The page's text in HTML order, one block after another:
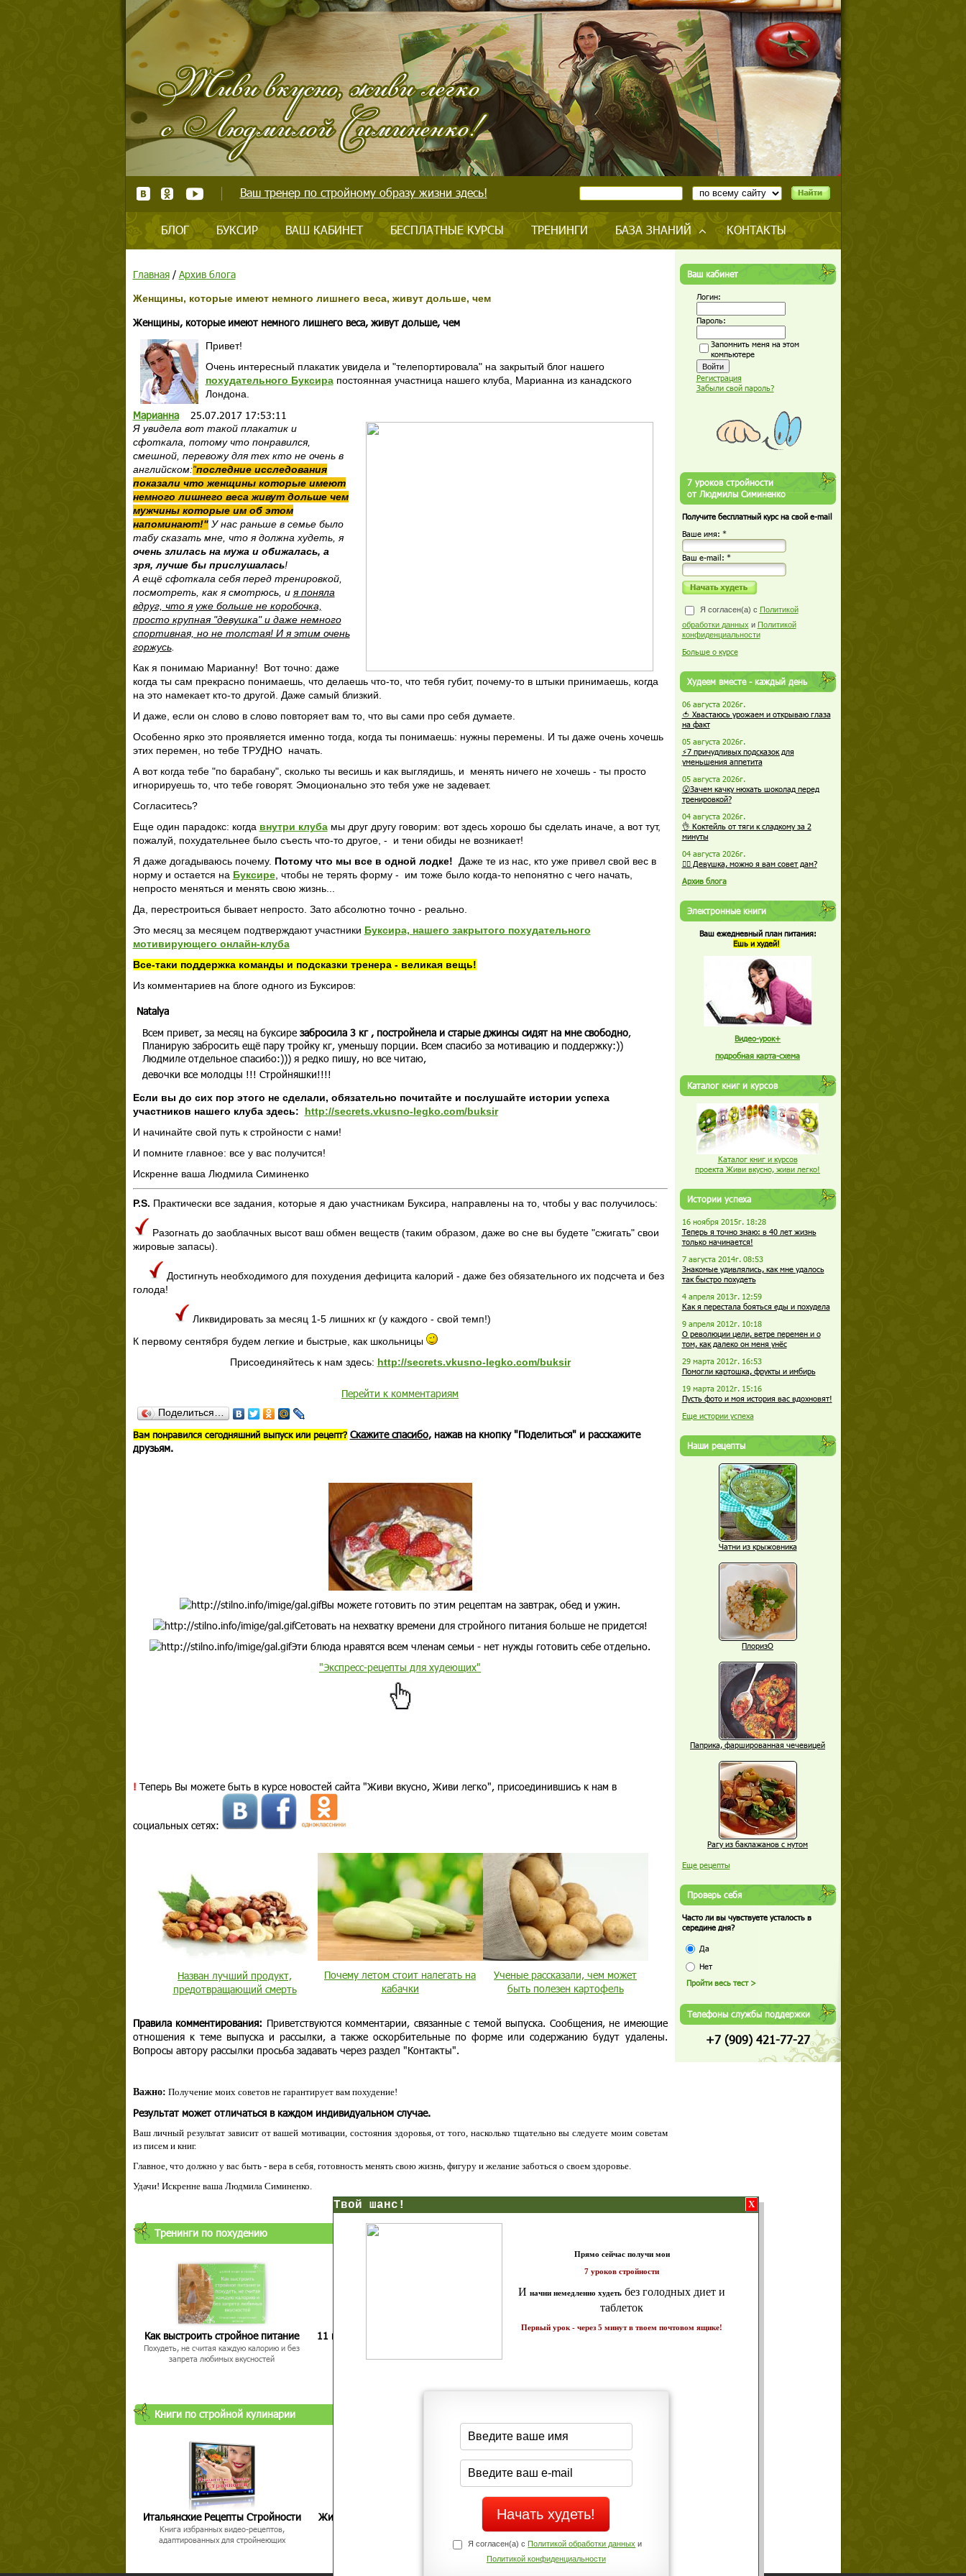
Ваш тренер по стройному образу жизни здесь!
БЛОГ БУКСИР ВАШ КАБИНЕТ БЕСПЛАТНЫЕ КУРСЫ ТРЕНИНГИ БАЗА ЗНАНИЙ КОНТАКТЫ
Главная/ Архив блога
Женщины, которые имеют немного лишнего веса, живут дольше, чем
Женщины, которые имеют немного лишнего веса, живут дольше, чем
Привет!
Очень интересный плакатик увидела и "телепортировала" на закрытый блог нашего
похудательного Буксира постоянная участница нашего клуба, Марианна из канадского
Лондона.
Марианна25.07.2017 17:53:11
Я увидела вот такой плакатик и
сфоткала, потому что понравился,
смешной, перевожу для тех кто не очень в
английском:"последние исследования
показали что женщины которые имеют
немного лишнего веса живут дольше чем
мужчины которые им об этом
напоминают!"У нас раньше в семье было
табу сказать мне, что я должна худеть, я
очень злилась на мужа и обижалась, а
зря, лучше бы прислушалась!
А ещё сфоткала себя перед тренировкой,
посмотреть, как я смотрюсь, и я поняла
вдруг, что я уже больше не коробочка,
просто крупная "девушка" и даже немного
спортивная, но не толстая! И я этим очень
горжусь.
Как я понимаю Марианну! Вот точно: даже
когда ты сам прекрасно понимаешь, что делаешь что-то, что тебя губит, почему-то в штыки принимаешь, когда
на это намекает кто-то другой. Даже самый близкий.
И даже, если он слово в слово повторяет вам то, что вы сами про себя думаете.
Особенно ярко это проявляется именно тогда, когда ты понимаешь: нужны перемены. И ты даже очень хочешь
этих перемен, но тебе ТРУДНО начать.
А вот когда тебе "по барабану", сколько ты весишь и как выглядишь, и менять ничего не хочешь - ты просто
игнорируешь то, что тебе говорят. Эмоционально это тебя уже не задевает.
Согласитесь?
Еще один парадокс: когда внутри клубамы друг другу говорим: вот здесь хорошо бы сделать иначе, а вот тут,
пожалуй, похудательнее было съесть что-то другое, - и тени обиды не возникает!
Я даже догадываюсь почему. Потому что мы все в одной лодке!
Даже те из нас, кто уже привел свой вес в
норму и остается на Буксире, чтобы не терять форму - им тоже было когда-то непонятно с чего начать,
непросто меняться и менять свою жизнь...
Да, перестроиться бывает непросто. Зато абсолютно точно - реально.
Это месяц за месяцем подтверждают участники Буксира, нашего закрытого похудательного
мотивирующего онлайн-клуба
Все-таки поддержка команды и подсказки тренера - великая вещь!
Из комментариев на блоге одного из Буксиров:
Natalya
Всем привет, за месяц на буксире забросила 3 кг , постройнела и старые джинсы сидят на мне свободно,
Планирую забросить ещё пару тройку кг, уменьшу порции. Всем спасибо за мотивацию и поддержку:))
Людмиле отдельное спасибо:))) я редко пишу, но все читаю,
девочки все молодцы !!! Стройняшки!!!!
Если вы до сих пор этого не сделали, обязательно почитайте и послушайте истории успеха
участников нашего клуба здесь: http://secrets.vkusno-legko.com/buksir
И начинайте свой путь к стройности с нами!
И помните главное: все у вас получится!
Искренне ваша Людмила Симиненко
P.S. Практически все задания, которые я даю участникам Буксира, направлены на то, чтобы у вас получилось:
Разогнать до заоблачных высот ваш обмен веществ (таким образом, даже во сне вы будете "сжигать" свои
жировые запасы).
Достигнуть необходимого для похудения дефицита калорий - даже без обязательного их подсчета и без
голода!
Ликвидировать за месяц 1-5 лишних кг (у каждого - свой темп!)
К первому сентября будем легкие и быстрые, как школьницы
Присоединяйтесь к нам здесь: http://secrets.vkusno-legko.com/buksir
Перейти к комментариям
Поделиться…
Вам понравился сегодняшний выпуск или рецепт? Скажите спасибо, нажав на кнопку "Поделиться" и расскажите
друзьям.
Вы можете готовить по этим рецептам на завтрак, обед и ужин.
Сетовать на нехватку времени для стройного питания больше не придется!
Эти блюда нравятся всем членам семьи - нет нужды готовить себе отдельно.
"Экспресс-рецепты для худеющих"
! Теперь Вы можете быть в курсе новостей сайта "Живи вкусно, Живи легко", присоединившись к нам в
социальных сетях:
Назван лучший продукт,
предотвращающий смерть
Почему летом стоит налегать на
кабачки
Ученые рассказали, чем может
быть полезен картофель
Правила комментирования: Приветствуются комментарии, связанные с темой выпуска. Сообщения, не имеющие
отношения к теме выпуска и рассылки, а также оскорбительные по форме или содержанию будут удалены.
Вопросы автору рассылки просьба задавать через раздел "Контакты".
Важно: Получение моих советов не гарантирует вам похудение!
Результат может отличаться в каждом индивидуальном случае.
Ваш личный результат зависит от вашей мотивации, состояния здоровья, от того, насколько тщательно вы следуете моим советам
из писем и книг.
Главное, что должно у вас быть - вера в себя, готовность менять свою жизнь, фигуру и желание заботься о своем здоровье.
Удачи! Искренне ваша Людмила Симиненко.
Тренинги по похудению
Как выстроить стройное питание
Похудеть, не считая каждую калорию и без
запрета любимых вкусностей
11 каратов стройности для занятых
Простая система похудения
Как запустить жиросжигание за 7
Книги по стройной кулинарии
Итальянские Рецепты Стройности
Книга избранных видео-рецептов,
адаптированных для стройнеющих
Жиросжигающие меню стройности Экспресс-рецепты для худеющих
Экономьте время и Стройнейте Вкусно!
Ваш кабинет
Логин:
Пароль:
Запомнить меня на этом
компьютере
Регистрация
Забыли свой пароль?
7 уроков стройности
от Людмилы Симиненко
Получите бесплатный курс на свой e-mail
Ваше имя: *
Ваш е-mail: *
Я согласен(а) с Политикой
обработки данных и Политикой
конфиденциальности
Больше о курсе
Худеем вместе - каждый день
06 августа 2026г.
🍅 Хвастаюсь урожаем и открываю глаза
на факт
05 августа 2026г.
⚡7 причудливых подсказок для
уменьшения аппетита
05 августа 2026г.
😮Зачем качку нюхать шоколад перед
тренировкой?
04 августа 2026г.
👌 Коктейль от тяги к сладкому за 2
минуты
04 августа 2026г.
🏋️‍♀️ Девушка, можно я вам совет дам?
Архив блога
Электронные книги
Ваш ежедневный план питания:
Ешь и худей!
Видео-урок+
подробная карта-схема
Каталог книг и курсов
Каталог книг и курсов
проекта Живи вкусно, живи легко!
Истории успеха
16 ноября 2015г. 18:28
Теперь я точно знаю: в 40 лет жизнь
только начинается!
7 августа 2014г. 08:53
Знакомые удивлялись, как мне удалось
так быстро похудеть
4 апреля 2013г. 12:59
Как я перестала бояться еды и похудела
9 апреля 2012г. 10:18
О революции цели, ветре перемен и о
том, как далеко он меня унёс
29 марта 2012г. 16:53
Помогли картошка, фрукты и имбирь
19 марта 2012г. 15:16
Пусть фото и моя история вас вдохновят!
Еще истории успеха
Наши рецепты
Чатни из крыжовника
ПлоризО
Паприка, фаршированная чечевицей
Рагу из баклажанов с нутом
Еще рецепты
Проверь себя
Часто ли вы чувствуете усталость в
середине дня?
Да
Нет
Телефоны службы поддержки
+7 (909) 421-77-27
Твой шанс!
Прямо сейчас получи мои
7 уроков стройности
начни немедленно худетьбез голодных диет и
Первый урок - через 5 минут в твоем почтовом ящике!
Я согласен(а) с Политикой обработки данныхи
Политикой конфиденциальности